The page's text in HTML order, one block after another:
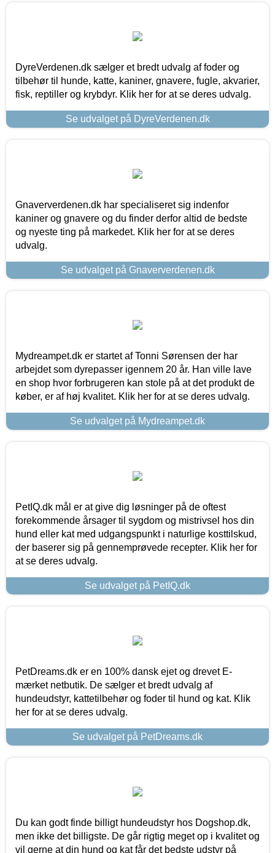
DyreVerdenen.dk sælger et bredt udvalg af foder og
tilbehør til hunde, katte, kaniner, gnavere, fugle, akvarier,
fisk, reptiller og krybdyr. Klik her for at se deres udvalg.
Se udvalget på DyreVerdenen.dk
Gnaververdenen.dk har specialiseret sig indenfor
kaniner og gnavere og du finder derfor altid de bedste
og nyeste ting på markedet. Klik her for at se deres
udvalg.
Se udvalget på Gnaververdenen.dk
Mydreampet.dk er startet af Tonni Sørensen der har
arbejdet som dyrepasser igennem 20 år. Han ville lave
en shop hvor forbrugeren kan stole på at det produkt de
køber, er af høj kvalitet. Klik her for at se deres udvalg.
Se udvalget på Mydreampet.dk
PetIQ.dk mål er at give dig løsninger på de oftest
forekommende årsager til sygdom og mistrivsel hos din
hund eller kat med udgangspunkt i naturlige kosttilskud,
der baserer sig på gennemprøvede recepter. Klik her for
at se deres udvalg.
Se udvalget på PetIQ.dk
PetDreams.dk er en 100% dansk ejet og drevet E-
mærket netbutik. De sælger et bredt udvalg af
hundeudstyr, kattetilbehør og foder til hund og kat. Klik
her for at se deres udvalg.
Se udvalget på PetDreams.dk
Du kan godt finde billigt hundeudstyr hos Dogshop.dk,
men ikke det billigste. De går rigtig meget op i kvalitet og
vil gerne at din hund og kat får det bedste udstyr på